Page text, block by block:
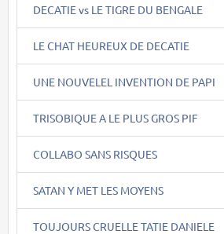
DECATIE vs LE TIGRE DU BENGALE
LE CHAT HEUREUX DE DECATIE
UNE NOUVELEL INVENTION DE PAPI
TRISOBIQUE A LE PLUS GROS PIF
COLLABO SANS RISQUES
SATAN Y MET LES MOYENS
TOUJOURS CRUELLE TATIE DANIELE